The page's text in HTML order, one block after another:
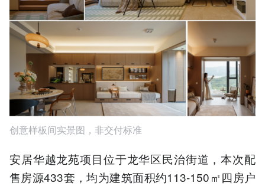
创意样板间实景图，非交付标准
安居华越龙苑项目位于龙华区民治街道，本次配
售房源433套，均为建筑面积约113-150㎡四房户